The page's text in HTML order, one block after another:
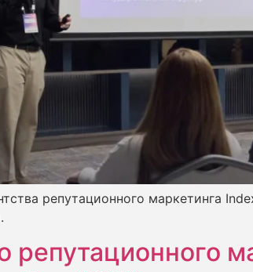
репутационного маркетинга
репутационного